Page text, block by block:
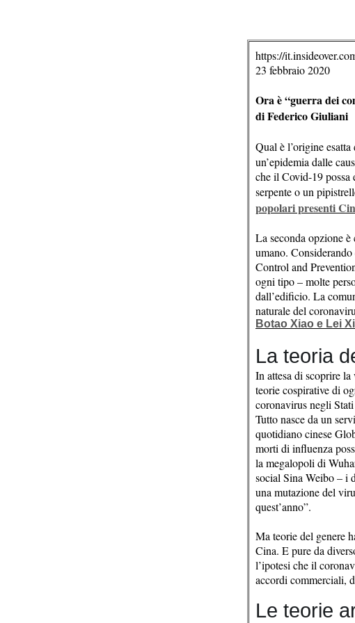
https://
23 febbraio 2020
Ora è “guerra dei
di Federico Giuliani
Qual è l’origine esatta
un’epidemia dalle
che il Covid-19 possa
serpente o un
popolari presenti
La seconda opzione
umano.
Control and
ogni tipo – molte
dall’edificio. La
naturale del
Botao Xiao e Lei
La teoria
In attesa di scoprire
teorie cospirative di
coronavirus negli
Tutto nasce da un
quotidiano cinese
morti di influenza
la megalopoli di
social Sina Weibo – i
una mutazione del
quest’anno”.
Ma teorie del genere
Cina. E pure da
l’ipotesi che il
accordi commerciali,
Le teorie